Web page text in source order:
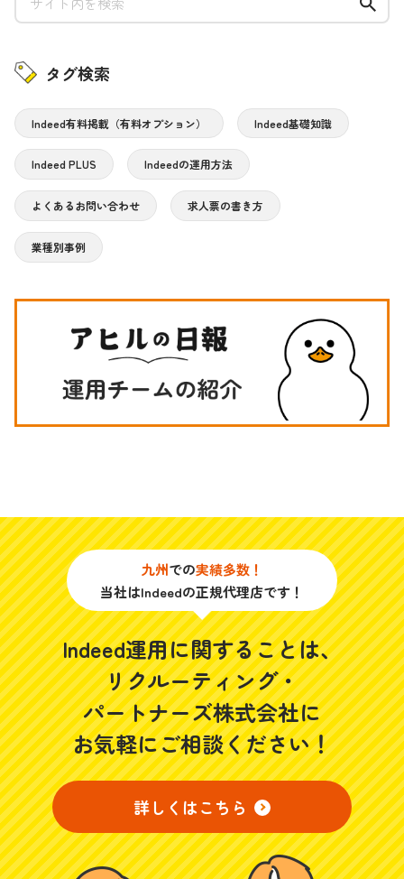
タグ検索
Indeed有料掲載（有料オプション） Indeed基礎知識
Indeed PLUS Indeedの運用方法
よくあるお問い合わせ 求人票の書き方
業種別事例
九州での実績多数！
当社はIndeedの正規代理店です！
Indeed運用に関することは、
リクルーティング・
パートナーズ株式会社に
お気軽にご相談ください！
詳しくはこちら